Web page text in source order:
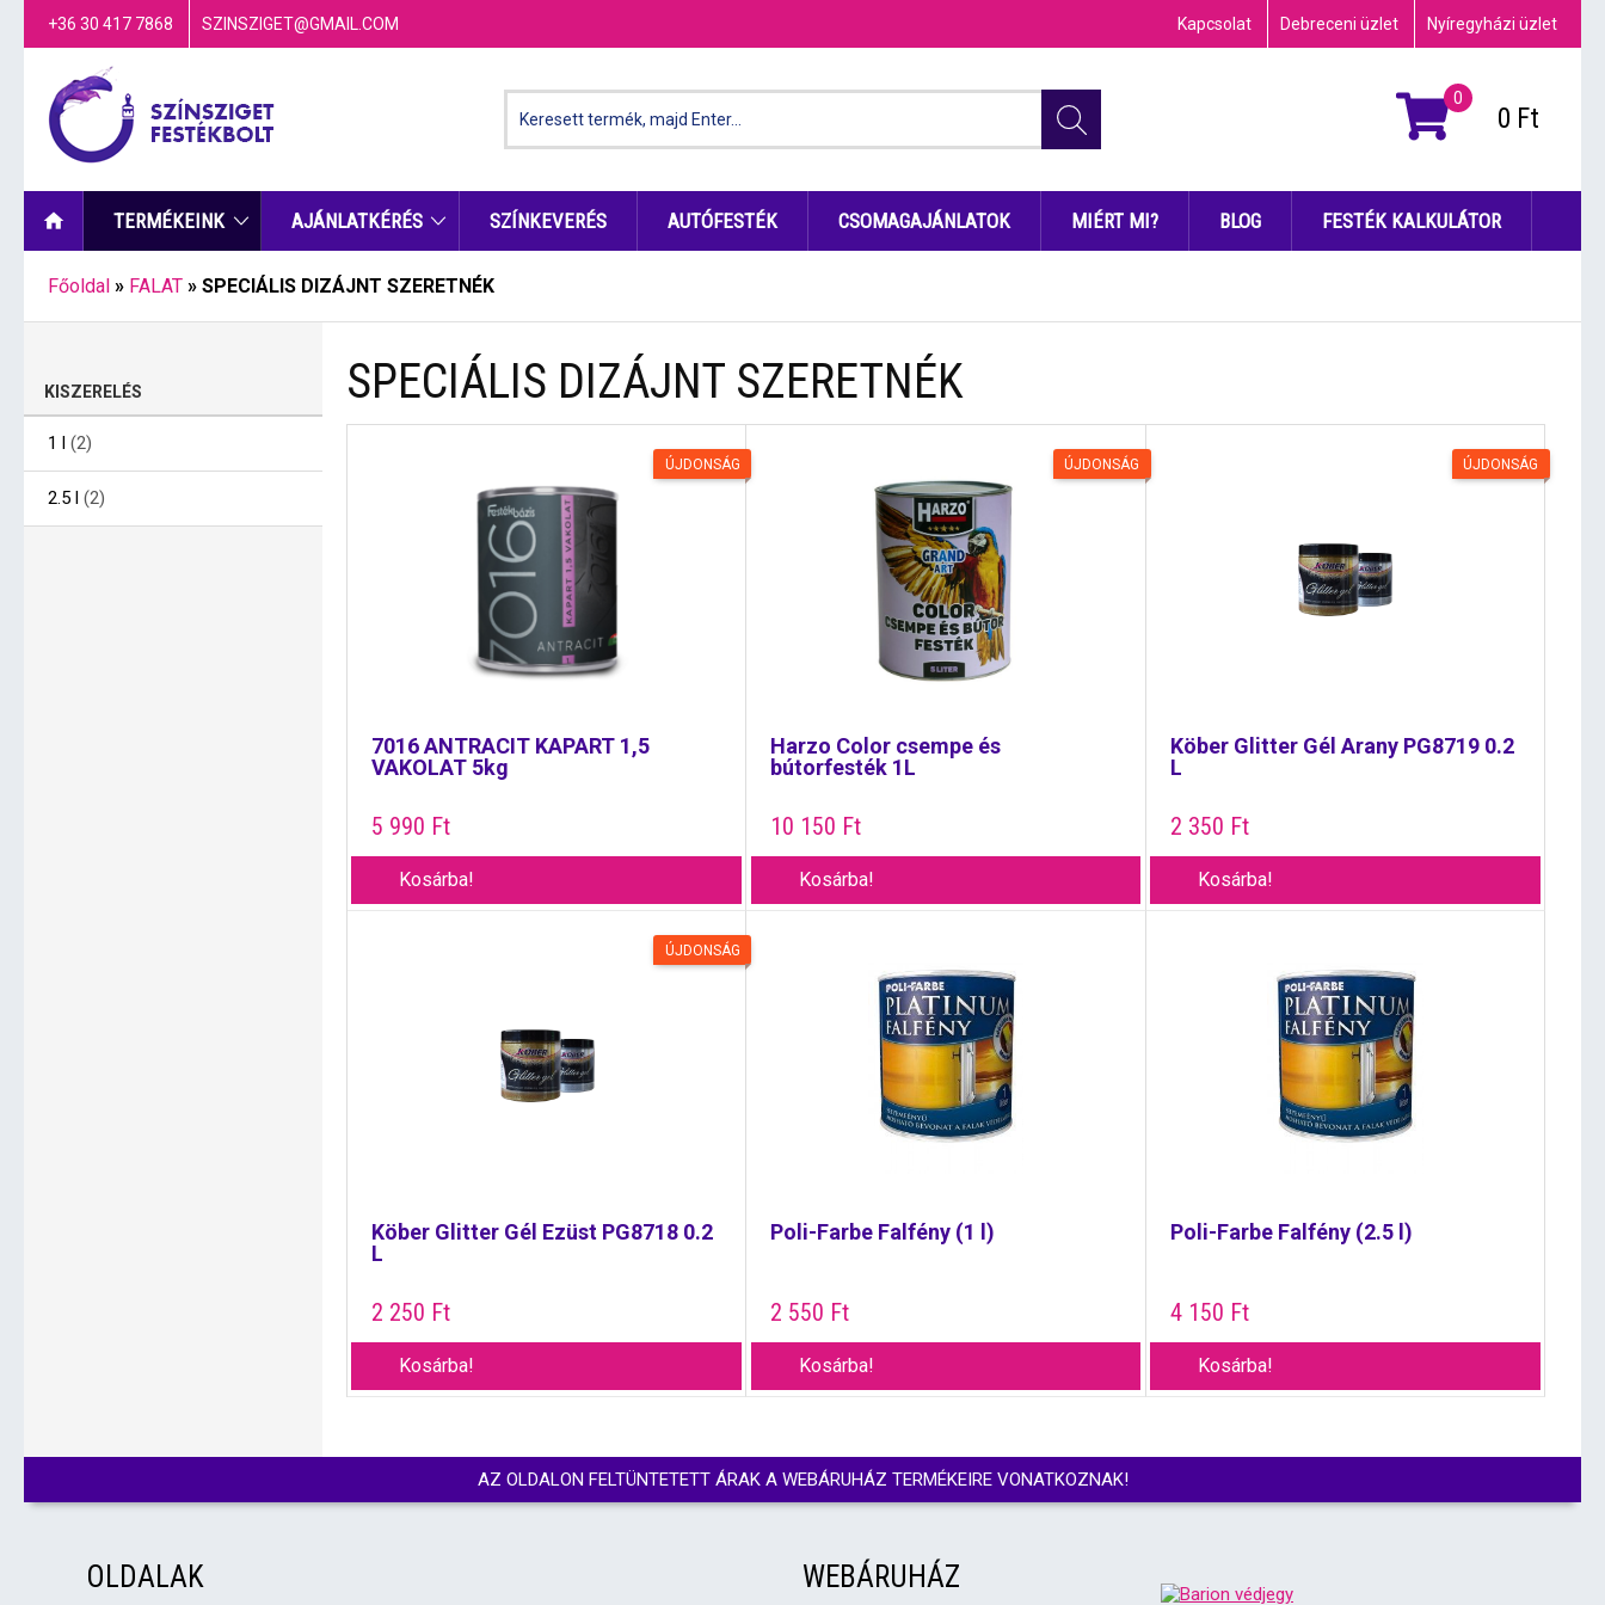
+36 30 417 7868 SZINSZIGET@GMAIL.COM Kapcsolat Debreceni üzlet Nyíregyházi üzlet
0
0 Ft
TERMÉKEINK AJÁNLATKÉRÉS SZÍNKEVERÉS AUTÓFESTÉK CSOMAGAJÁNLATOK MIÉRT MI? BLOG FESTÉK KALKULÁTOR
Főoldal » FALAT » SPECIÁLIS DIZÁJNT SZERETNÉK
KISZERELÉS
1 l (2)
2.5 l (2)
SPECIÁLIS DIZÁJNT SZERETNÉK
ÚJDONSÁG
7016 ANTRACIT KAPART 1,5
VAKOLAT 5kg
5 990 Ft
Kosárba!
ÚJDONSÁG
Harzo Color csempe és
bútorfesték 1L
10 150 Ft
Kosárba!
ÚJDONSÁG
Köber Glitter Gél Arany PG8719 0.2
L
2 350 Ft
Kosárba!
ÚJDONSÁG
Köber Glitter Gél Ezüst PG8718 0.2
L
2 250 Ft
Kosárba!
Poli-Farbe Falfény (1 l)
2 550 Ft
Kosárba!
Poli-Farbe Falfény (2.5 l)
4 150 Ft
Kosárba!
AZ OLDALON FELTÜNTETETT ÁRAK A WEBÁRUHÁZ TERMÉKEIRE VONATKOZNAK!
OLDALAK WEBÁRUHÁZ